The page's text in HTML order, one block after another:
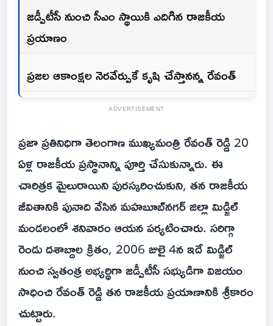
జడ్పీటీసీ నుంచి సీఎం స్థాయికి ఎదిగిన రాజకీయ
ప్రయాణం
ప్రజల ఆకాంక్షల నెరవేర్పుకే కృషి చేస్తానన్న రేవంత్
ADVERTISEMENT
ప్రజా ప్రతినిధిగా తెలంగాణ ముఖ్యమంత్రి రేవంత్ రెడ్డి 20
ఏళ్ల రాజకీయ ప్రస్థానాన్ని పూర్తి చేసుకున్నారు. ఈ
చారిత్రక మైలురాయిని పురస్కరించుకుని, తన రాజకీయ
జీవితానికి పునాది వేసిన మహబూబ్‌నగర్ జిల్లా మిడ్జిల్
మండలంలో శనివారం ఆయన పర్యటించారు. సరిగ్గా
రెండు దశాబ్దాల క్రితం, 2006 జులై 4న ఇదే మిడ్జిల్
నుంచి స్వతంత్ర అభ్యర్థిగా జడ్పీటీసీ సభ్యుడిగా విజయం
సాధించి రేవంత్ రెడ్డి తన రాజకీయ ప్రయాణానికి శ్రీకారం
చుట్టారు.